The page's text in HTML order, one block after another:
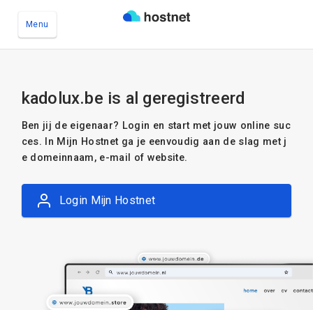
Menu
kadolux.be is al geregistreerd
Ben jij de eigenaar? Login en start met jouw online suc
ces. In Mijn Hostnet ga je eenvoudig aan de slag met j
e domeinnaam, e-mail of website.
Login Mijn Hostnet